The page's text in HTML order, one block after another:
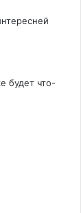
будет что-